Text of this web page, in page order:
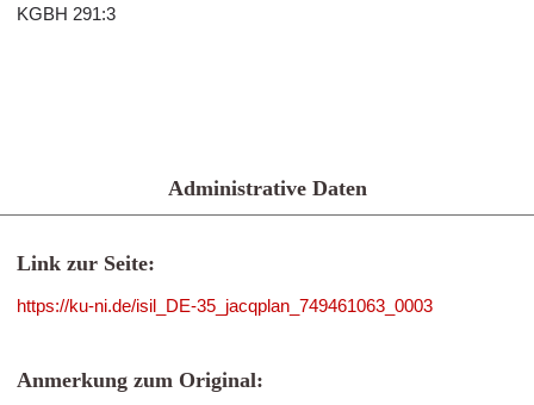
KGBH 291:3
Administrative Daten
Link zur Seite:
https://ku-ni.de/isil_DE-35_jacqplan_749461063_0003
Anmerkung zum Original: